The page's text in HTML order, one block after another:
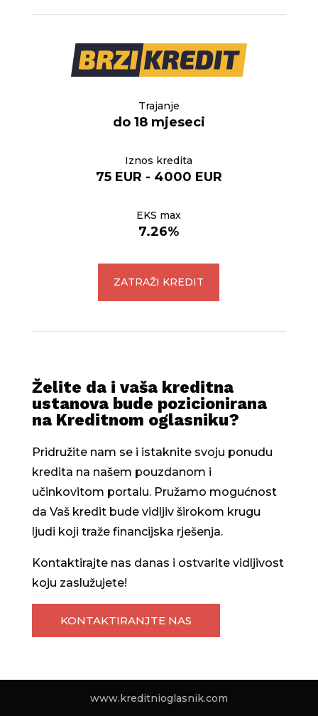
Trajanje
do 18 mjeseci
Iznos kredita
75 EUR - 4000 EUR
EKS max
7.26%
ZATRAŽI KREDIT
Želite da i vaša kreditna
ustanova bude pozicionirana
na Kreditnom oglasniku?
Pridružite nam se i istaknite svoju ponudu
kredita na našem pouzdanom i
učinkovitom portalu. Pružamo mogućnost
da Vaš kredit bude vidljiv širokom krugu
ljudi koji traže financijska rješenja.
Kontaktirajte nas danas i ostvarite vidljivost
koju zaslužujete!
KONTAKTIRANJTE NAS
www.kreditnioglasnik.com